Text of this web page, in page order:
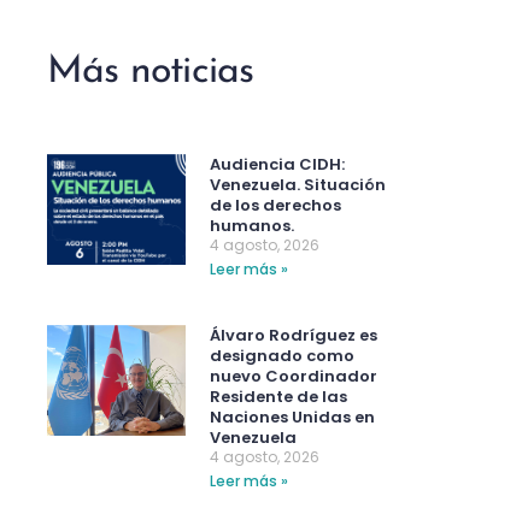
Más noticias
Audiencia CIDH:
Venezuela. Situación
de los derechos
humanos.
4 agosto, 2026
Leer más »
Álvaro Rodríguez es
designado como
nuevo Coordinador
Residente de las
Naciones Unidas en
Venezuela
4 agosto, 2026
Leer más »